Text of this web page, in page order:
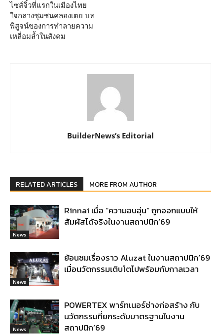
ไซส์จิ๋วที่แรกในเมืองไทย
ใจกลางชุมชนคลองเตย บท
พิสูจน์ของการทำลายความ
เหลื่อมล้ำในสังคม
BuilderNews’s Editorial
RELATED ARTICLES MORE FROM AUTHOR
News
Rinnai เมื่อ “ความอบอุ่น” ถูกออกแบบให้
สัมผัสได้จริงในงานสถาปนิก’69
News
ย้อนชมเรื่องราว Aluzat ในงานสถาปนิก’69
เมื่อนวัตกรรมเติบโตไปพร้อมกับกาลเวลา
News
POWERTEX พาร์ทเนอร์ช่างก่อสร้าง กับ
นวัตกรรมที่ยกระดับมาตรฐานในงาน
สถาปนิก’69